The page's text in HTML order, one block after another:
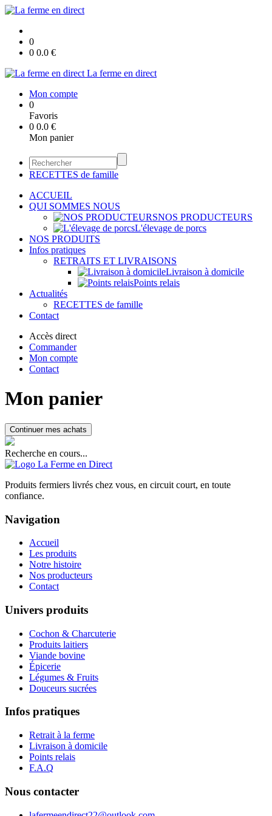
0
0 0.0 €
La ferme en direct
Mon compte
0
Favoris
0 0.0 €
Mon panier
RECETTES de famille
ACCUEIL
QUI SOMMES NOUS
NOS PRODUCTEURS
L'élevage de porcs
NOS PRODUITS
Infos pratiques
RETRAITS ET LIVRAISONS
Livraison à domicile
Points relais
Actualités
RECETTES de famille
Contact
Accès direct
Commander
Mon compte
Contact
Mon panier
Continuer mes achats
Recherche en cours...
Produits fermiers livrés chez vous, en circuit court, en toute
confiance.
Navigation
Accueil
Les produits
Notre histoire
Nos producteurs
Contact
Univers produits
Cochon & Charcuterie
Produits laitiers
Viande bovine
Épicerie
Légumes & Fruits
Douceurs sucrées
Infos pratiques
Retrait à la ferme
Livraison à domicile
Points relais
F.A.Q
Nous contacter